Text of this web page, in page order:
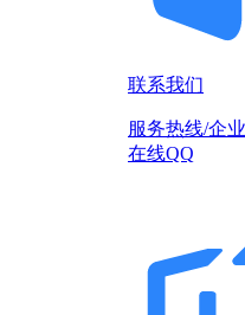
联系我们
服务热线/企
在线QQ